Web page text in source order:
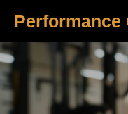
Performance